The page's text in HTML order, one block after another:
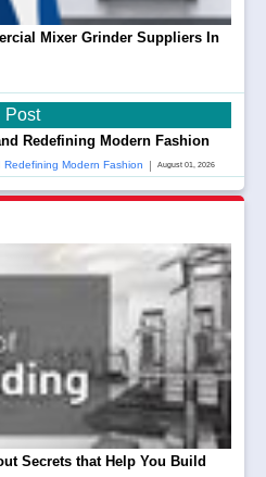
Mixer Grinder Suppliers In
Post
Redefining Modern Fashion
Redefining Modern Fashion | August 01, 2026
Secrets that Help You Build